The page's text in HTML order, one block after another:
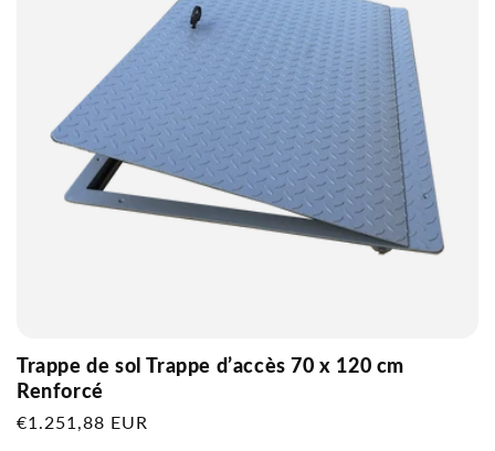
Trappe de sol Trappe d’accès 70 x 120 cm
Renforcé
Prix
€1.251,88 EUR